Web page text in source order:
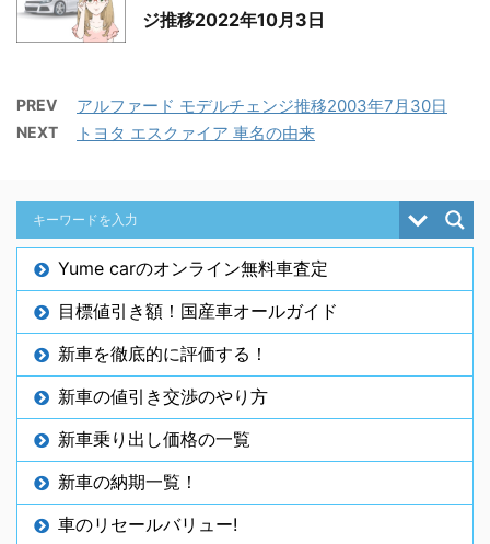
ジ推移2022年10月3日
PREV アルファード モデルチェンジ推移2003年7月30日
NEXT トヨタ エスクァイア 車名の由来
Yume carのオンライン無料車査定
目標値引き額！国産車オールガイド
新車を徹底的に評価する！
新車の値引き交渉のやり方
新車乗り出し価格の一覧
新車の納期一覧！
車のリセールバリュー!